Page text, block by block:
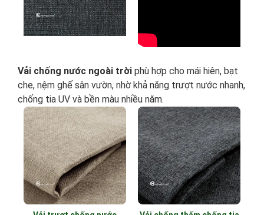
Vải chống nước ngoài trời phù hợp cho mái hiên, bạt
che, nệm ghế sân vườn, nhờ khả năng trượt nước nhanh,
chống tia UV và bền màu nhiều năm.